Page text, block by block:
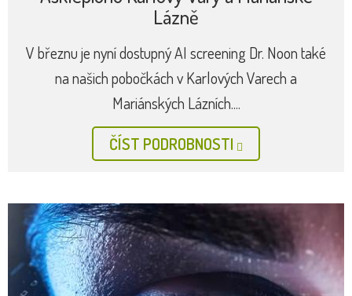
Lázně
V březnu je nyní dostupný AI screening Dr. Noon také
na našich pobočkách v Karlových Varech a
Mariánských Lázních....
ČÍST PODROBNOSTI